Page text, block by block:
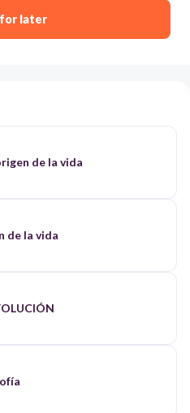
later
de la vida
de la vida